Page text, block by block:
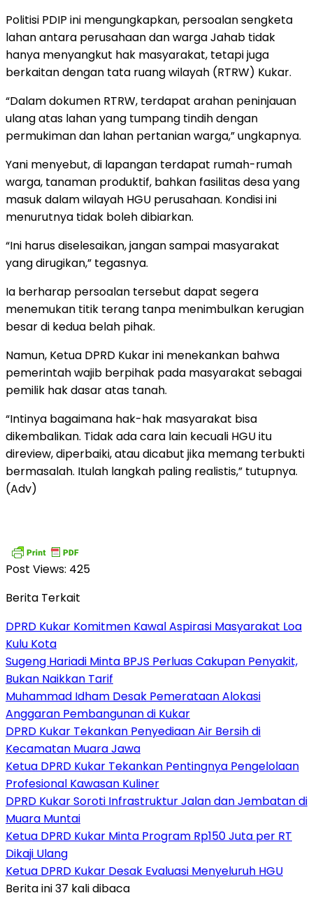
Politisi PDIP ini mengungkapkan, persoalan sengketa
lahan antara perusahaan dan warga Jahab tidak
hanya menyangkut hak masyarakat, tetapi juga
berkaitan dengan tata ruang wilayah (RTRW) Kukar.
“Dalam dokumen RTRW, terdapat arahan peninjauan
ulang atas lahan yang tumpang tindih dengan
permukiman dan lahan pertanian warga,” ungkapnya.
Yani menyebut, di lapangan terdapat rumah-rumah
warga, tanaman produktif, bahkan fasilitas desa yang
masuk dalam wilayah HGU perusahaan. Kondisi ini
menurutnya tidak boleh dibiarkan.
“Ini harus diselesaikan, jangan sampai masyarakat
yang dirugikan,” tegasnya.
Ia berharap persoalan tersebut dapat segera
menemukan titik terang tanpa menimbulkan kerugian
besar di kedua belah pihak.
Namun, Ketua DPRD Kukar ini menekankan bahwa
pemerintah wajib berpihak pada masyarakat sebagai
pemilik hak dasar atas tanah.
“Intinya bagaimana hak-hak masyarakat bisa
dikembalikan. Tidak ada cara lain kecuali HGU itu
direview, diperbaiki, atau dicabut jika memang terbukti
bermasalah. Itulah langkah paling realistis,” tutupnya.
(Adv)
Post Views: 425
Berita Terkait
DPRD Kukar Komitmen Kawal Aspirasi Masyarakat Loa
Kulu Kota
Sugeng Hariadi Minta BPJS Perluas Cakupan Penyakit,
Bukan Naikkan Tarif
Muhammad Idham Desak Pemerataan Alokasi
Anggaran Pembangunan di Kukar
DPRD Kukar Tekankan Penyediaan Air Bersih di
Kecamatan Muara Jawa
Ketua DPRD Kukar Tekankan Pentingnya Pengelolaan
Profesional Kawasan Kuliner
DPRD Kukar Soroti Infrastruktur Jalan dan Jembatan di
Muara Muntai
Ketua DPRD Kukar Minta Program Rp150 Juta per RT
Dikaji Ulang
Ketua DPRD Kukar Desak Evaluasi Menyeluruh HGU
Berita ini 37 kali dibaca